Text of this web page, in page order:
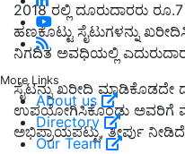
More Links
About us
Directory
Our Team
2018 ರಲ್ಲಿ ದೂರುದಾರರು
ಹಣಕೊಟ್ಟು ಸೈಟುಗಳನ್ನು
ನಿಗದಿತ ಅವಧಿಯಲ್ಲಿ
ಸೈಟನ್ನು ಖರೀದಿ ಮಾಡಿಕೊಡದೇ
ಉಪಯೋಗಿಸಿಕೊಂಡು ಅವರಿಗೆ
ಅಭಿಪ್ರಾಯಪಟ್ಟು, ತೀರ್ಪು